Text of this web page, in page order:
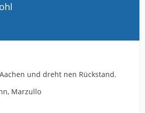
und dreht nen Rückstand.
Marzullo